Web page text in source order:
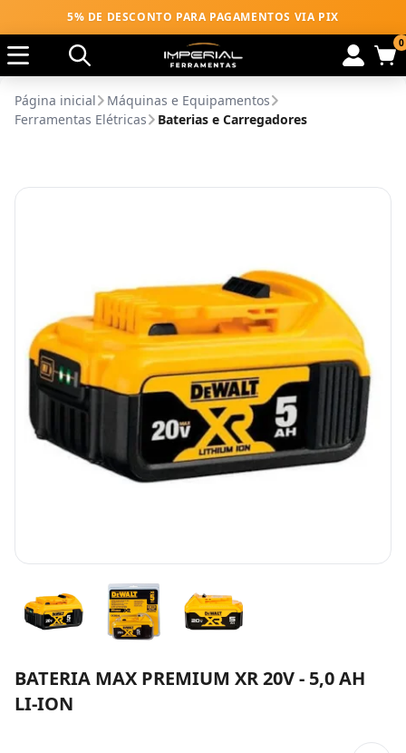
5% DE DESCONTO PARA PAGAMENTOS VIA PIX
0
Página inicial
Máquinas e Equipamentos
Ferramentas Elétricas
Baterias e Carregadores
BATERIA MAX PREMIUM XR 20V - 5,0 AH
LI-ION